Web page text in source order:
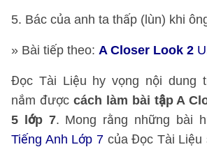
5. Bác của anh ta thấp (lùn) khi
» Bài tiếp theo: A Closer Look 2
Đọc Tài Liệu hy vọng nội dung
nắm được cách làm bài tập A
5 lớp 7. Mong rằng những bài
Tiếng Anh Lớp 7của Đọc Tài Liệu